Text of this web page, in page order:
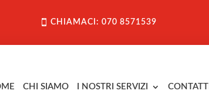
CHIAMACI: 070 8571539
CHI SIAMO I NOSTRI SERVIZI CONTATTI